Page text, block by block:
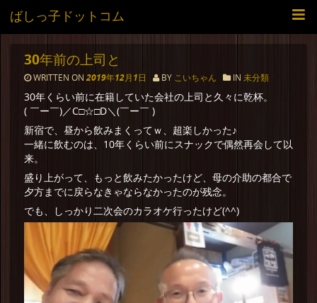
ばしっ子ドットコム
30年前の上司と
WRITTEN ON 2019年12月1日 BY こいちゃん IN 未分類
30年くらい前に在籍していた会社の上司と久々に乾杯。
( ￣ー￣)／C□☆□D＼(￣ー￣ )
新宿で、昼から飲みまくってｗ、超楽しかった♪
一緒に飲むのは、10年くらい前にスナックで偶然再会して以
来。
盛り上がって、もっと飲みたかったけど、母の介助の都合で
夕方までに戻らなきゃならなかったのが残念。
でも、しっかり二次会のカラオケ行ったけど(^^)